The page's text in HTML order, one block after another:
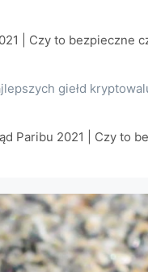
| Czy to bezpieczne
giełd
Paribu 2021 | Czy to